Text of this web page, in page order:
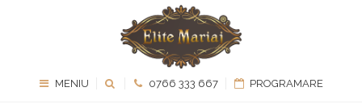
MENIU 0766 333 667 PROGRAMARE